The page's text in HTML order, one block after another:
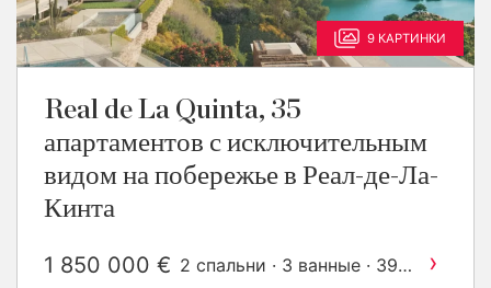
9 КАРТИНКИ
Real de La Quinta, 35
апартаментов с исключительным
видом на побережье в Реал-де-Ла-
Кинта
1 850 000 € 2 спальни · 3 ванные · 394
›